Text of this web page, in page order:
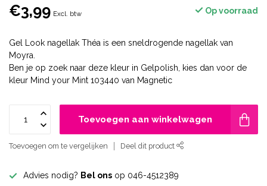
€3,99 Excl. btw Op voorraad
Gel Look nagellak Théa is een sneldrogende nagellak van
Moyra.
Ben je op zoek naar deze kleur in Gelpolish, kies dan voor de
kleur Mind your Mint 103440 van Magnetic
Toevoegen aan winkelwagen
Toevoegen om te vergelijken Deel dit product
Advies nodig? Bel ons op 046-4512389